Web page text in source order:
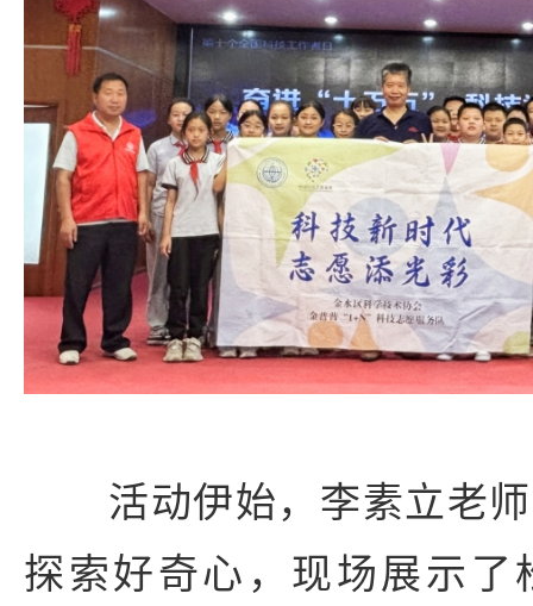
活动伊始，李素立老师
探索好奇心，现场展示了